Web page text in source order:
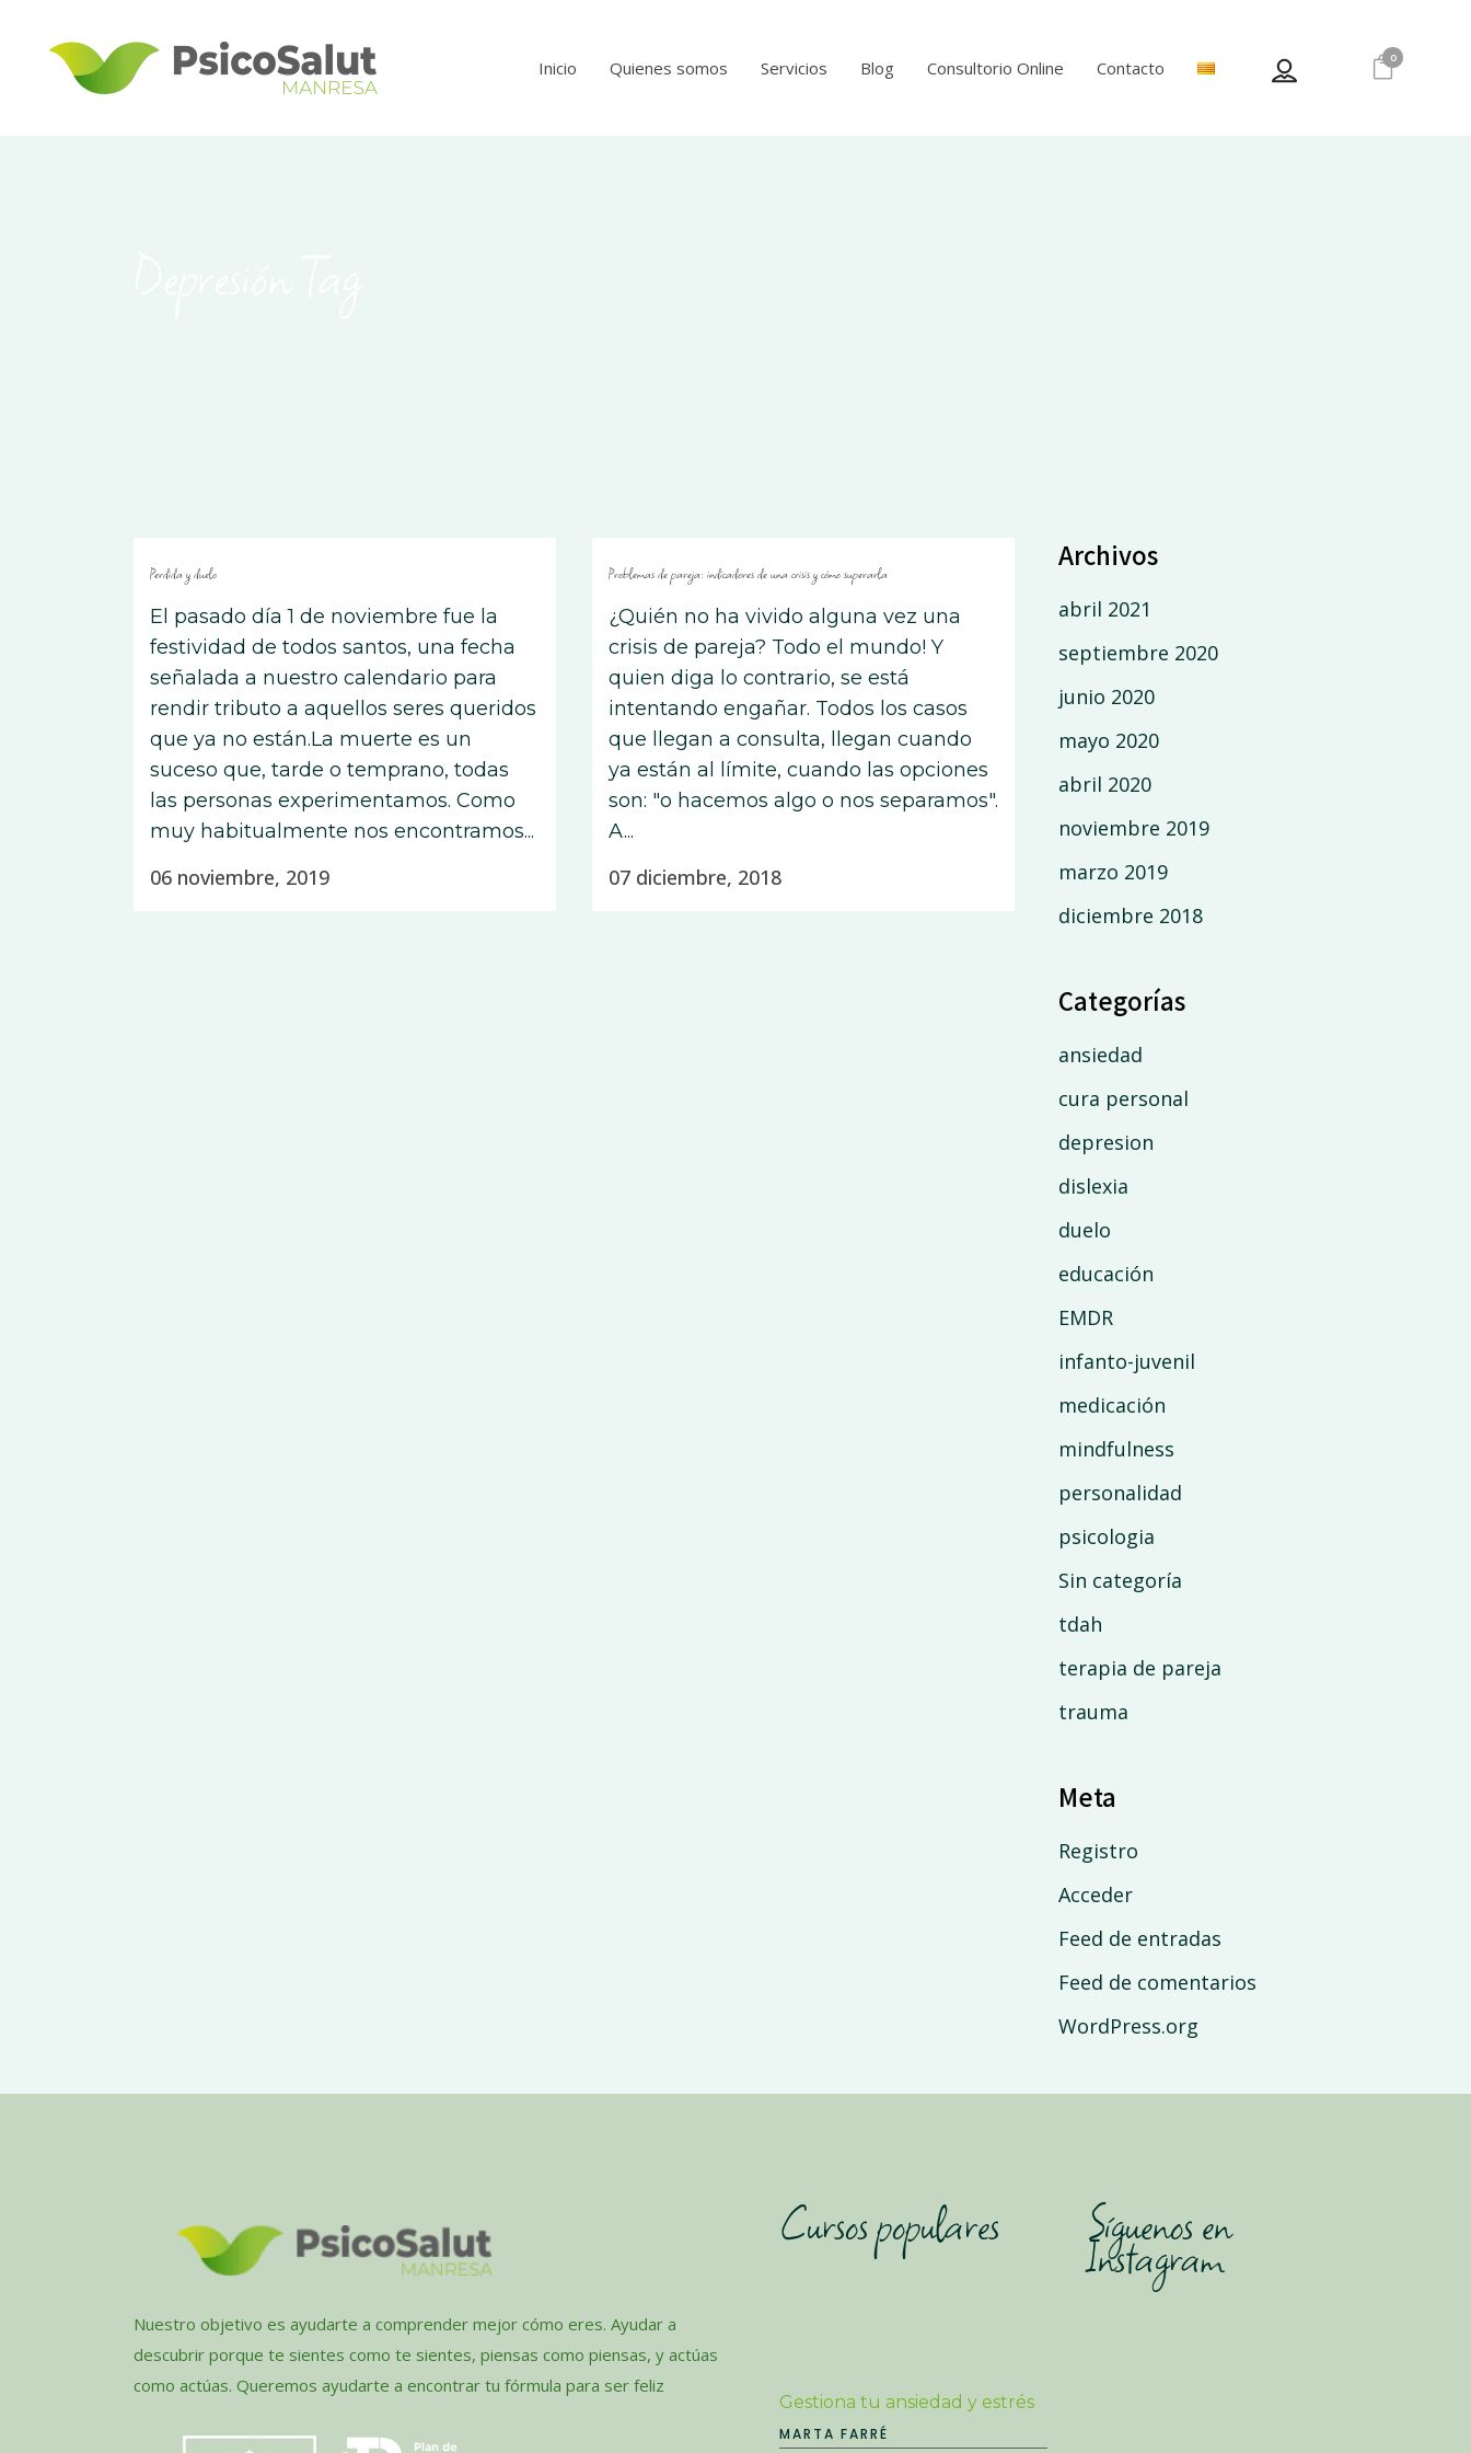
0
Inicio Quienes somos Servicios Blog Consultorio Online Contacto
Perdida y duelo
El pasado día 1 de noviembre fue la
festividad de todos santos, una fecha
señalada a nuestro calendario para
rendir tributo a aquellos seres queridos
que ya no están.La muerte es un
suceso que, tarde o temprano, todas
las personas experimentamos. Como
muy habitualmente nos encontramos...
06 noviembre, 2019
Problemas de pareja: indicadores de una crisis y cómo superarla
¿Quién no ha vivido alguna vez una
crisis de pareja? Todo el mundo! Y
quien diga lo contrario, se está
intentando engañar. Todos los casos
que llegan a consulta, llegan cuando
ya están al límite, cuando las opciones
son: "o hacemos algo o nos separamos".
A...
07 diciembre, 2018
Archivos
abril 2021
septiembre 2020
junio 2020
mayo 2020
abril 2020
noviembre 2019
marzo 2019
diciembre 2018
Categorías
ansiedad
cura personal
depresion
dislexia
duelo
educación
EMDR
infanto-juvenil
medicación
mindfulness
personalidad
psicologia
Sin categoría
tdah
terapia de pareja
trauma
Meta
Registro
Acceder
Feed de entradas
Feed de comentarios
WordPress.org
Nuestro objetivo es ayudarte a comprender mejor cómo eres. Ayudar a
descubrir porque te sientes como te sientes, piensas como piensas, y actúas
como actúas. Queremos ayudarte a encontrar tu fórmula para ser feliz
Cursos populares
Gestiona tu ansiedad y estrés
MARTA FARRÉ
Síguenos en
Instagram